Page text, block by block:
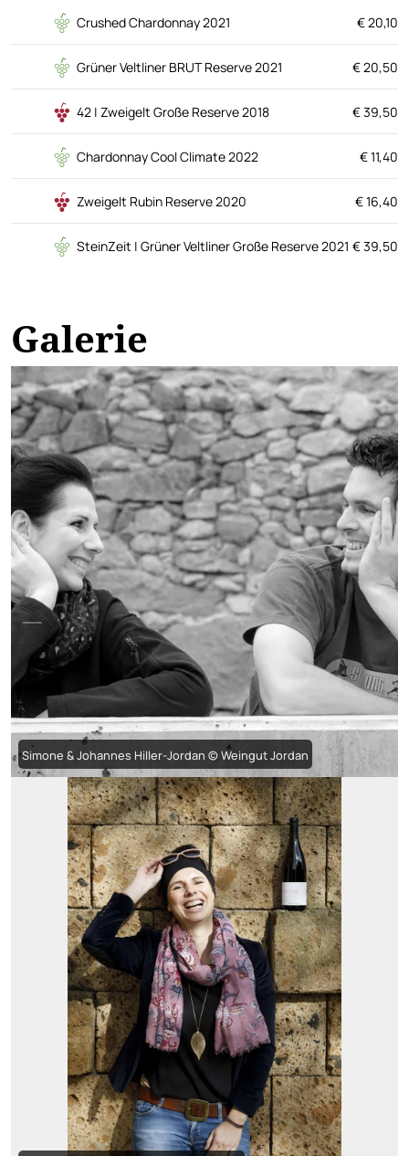
Crushed Chardonnay 2021 € 20,10
Grüner Veltliner BRUT Reserve 2021 € 20,50
42 | Zweigelt Große Reserve 2018 € 39,50
Chardonnay Cool Climate 2022 € 11,40
Zweigelt Rubin Reserve 2020 € 16,40
SteinZeit | Grüner Veltliner Große Reserve 2021 € 39,50
Galerie
Simone & Johannes Hiller-Jordan © Weingut Jordan